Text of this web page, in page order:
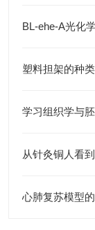
BL-ehe-A光化
塑料担架的种
学习组织学与
从针灸铜人看